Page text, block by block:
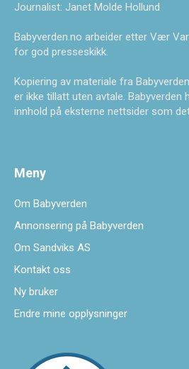
Journalist: Janet Molde Hollund
Babyverden.no arbeider etter Vær
for god presseskikk.
Kopiering av materiale fra
er ikke tillatt uten avtale. Babyverden
innhold på eksterne nettsider som
Meny
Om Babyverden
Annonsering på Babyverden
Om Sandviks AS
Kontakt oss
Ny bruker
Endre mine opplysninger